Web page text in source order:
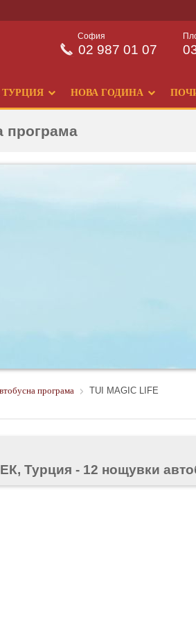
София
02 987 01 07
НОВА ГОДИНА
програма
програма
TUI MAGIC LIFE
Турция - 12 нощувки